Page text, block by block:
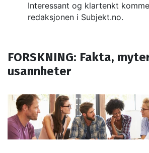
Interessant og klartenkt
redaksjonen i Subjekt.no.
FORSKNING: Fakta,
usannheter